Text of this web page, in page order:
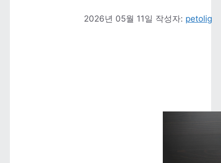
2026년 05월 11일 작성자: petolig